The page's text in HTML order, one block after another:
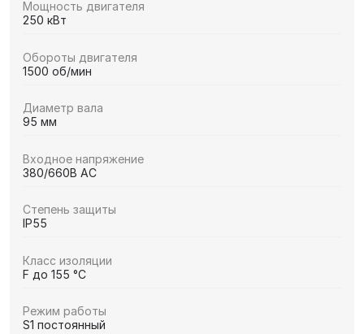
Мощность двигателя
250 кВт
Обороты двигателя
1500 об/мин
Диаметр вала
95 мм
Входное напряжение
380/660В AC
Степень защиты
IP55
Класс изоляции
F до 155 °C
Режим работы
S1 постоянный